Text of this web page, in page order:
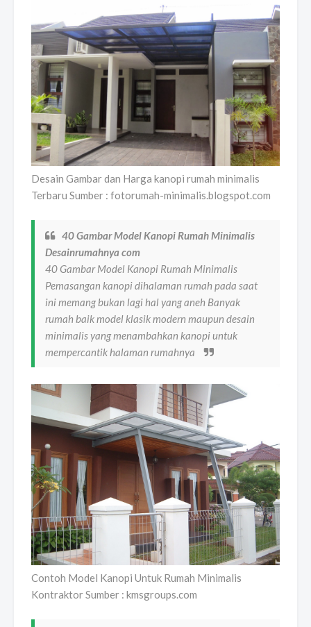
Desain Gambar dan Harga kanopi rumah minimalis
Terbaru Sumber : fotorumah-minimalis.blogspot.com
40 Gambar Model Kanopi Rumah Minimalis
Desainrumahnya com
40 Gambar Model Kanopi Rumah Minimalis
Pemasangan kanopi dihalaman rumah pada saat
ini memang bukan lagi hal yang aneh Banyak
rumah baik model klasik modern maupun desain
minimalis yang menambahkan kanopi untuk
mempercantik halaman rumahnya
Contoh Model Kanopi Untuk Rumah Minimalis
Kontraktor Sumber : kmsgroups.com